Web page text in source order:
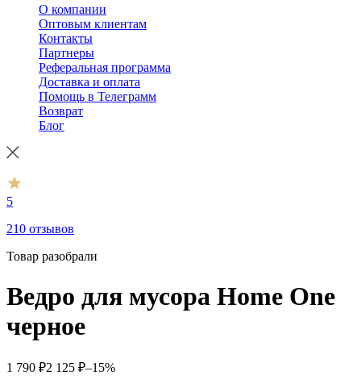
О компании
Оптовым клиентам
Контакты
Партнеры
Реферальная программа
Доставка и оплата
Помощь в Телеграмм
Возврат
Блог
5
210 отзывов
Товар разобрали
Ведро для мусора Home One
черное
1 790 ₽2 125 ₽–15%